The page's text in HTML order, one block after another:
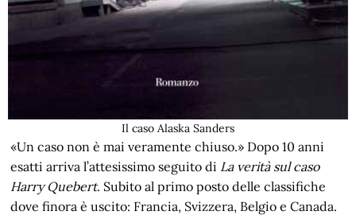
Il caso Alaska Sanders
«Un caso non è mai veramente chiuso.» Dopo 10 anni
esatti arriva l’attesissimo seguito di La verità sul caso
Harry Quebert. Subito al primo posto delle classifiche
dove finora è uscito: Francia, Svizzera, Belgio e Canada.